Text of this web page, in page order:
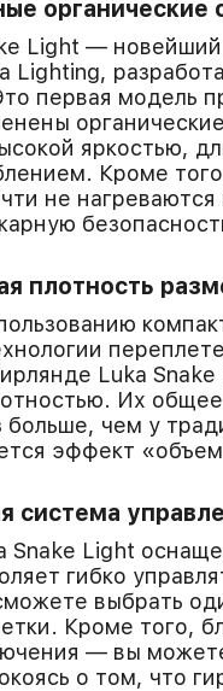
органические
Light —
Lighting,
первая модель
яркостью,
Кроме
не
плотность
Luka
Их
больше, чем у
эффект
система
Snake Light
гибко
выбрать
Кроме того,
— вы
о том, что